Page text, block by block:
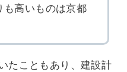
も高いものは京都
たこともあり、建設計